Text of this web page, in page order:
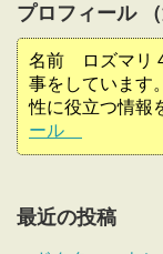
プロフィール （
名前 ロズマリ
事をしています
性に役立つ情報
ール
最近の投稿